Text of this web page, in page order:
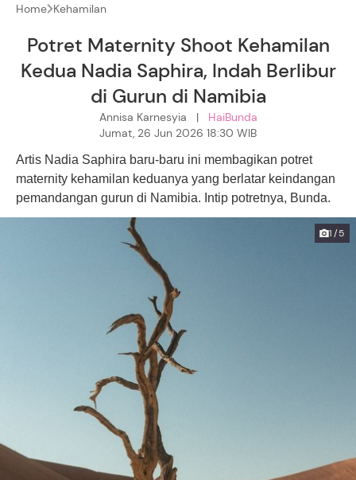
Home Kehamilan
Potret Maternity Shoot Kehamilan
Kedua Nadia Saphira, Indah Berlibur
di Gurun di Namibia
Annisa Karnesyia | HaiBunda
Jumat, 26 Jun 2026 18:30 WIB
Artis Nadia Saphira baru-baru ini membagikan potret
maternity kehamilan keduanya yang berlatar keindangan
pemandangan gurun di Namibia. Intip potretnya, Bunda.
1/5